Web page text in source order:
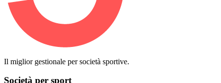
Il miglior gestionale per società sportive.
Società per sport